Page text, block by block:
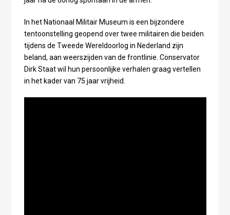
In het Nationaal Militair Museum is een bijzondere
tentoonstelling geopend over twee militairen die beiden
tijdens de Tweede Wereldoorlog in Nederland zijn
beland, aan weerszijden van de frontlinie. Conservator
Dirk Staat wil hun persoonlijke verhalen graag vertellen
in het kader van 75 jaar vrijheid.